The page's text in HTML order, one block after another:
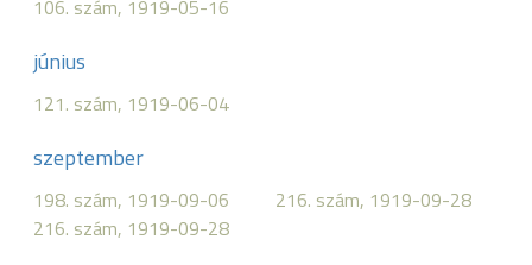
106. szám, 1919-05-16
június
121. szám, 1919-06-04
szeptember
198. szám, 1919-09-06
216. szám, 1919-09-28
216. szám, 1919-09-28